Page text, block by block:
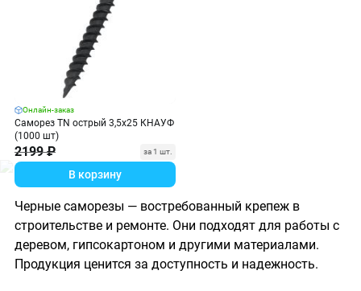
Онлайн-заказ
Саморез TN острый 3,5х25 КНАУФ
(1000 шт)
2199 ₽ за 1 шт.
В корзину
Черные саморезы — востребованный крепеж в
строительстве и ремонте. Они подходят для работы с
деревом, гипсокартоном и другими материалами.
Продукция ценится за доступность и надежность.